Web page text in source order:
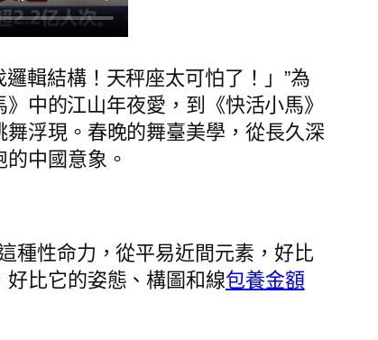
邏輯結構！天秤座太可怕了！」”為
中的江山年夜愛，到《快活小馬》
浮現。春晚的舞臺美學，從長久深
中國意象。
種性命力，從平易近間元素，好比
好比它的姿態、構圖和線包養金額